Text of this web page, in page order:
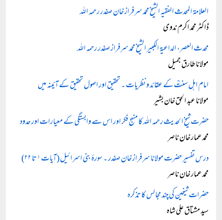
العلامۃ المحدث الفقیہ الشیخ محمد سرفراز خان صفدر رحمہ اللہ
ڈاکٹر محمد اکرم ندوی
محدث العصر، الداعیۃ الکبیر الشیخ محمد سرفراز صفدر رحمہ اللہ
مولانا طارق جمیل
امام اہل سنتؒ کے عقائد و نظریات ۔ تحقیق اور اصول تحقیق کے آئینہ میں
مولانا عبد الحق خان بشیر
حضرت شیخ الحدیث رحمہ اللہ کا منہج فکر اور اس سے وابستگی کے معیارات اور حدود
محمد عمار خان ناصر
درس تفسیر حضرت مولانا سرفراز خان صفدر ۔ سورۂ بنی اسرائیل (آیات ۱ تا ۲۲)
محمد عمار خان ناصر
حضرات شیخین کی چند مجالس کا تذکرہ
سید مشتاق علی شاہ